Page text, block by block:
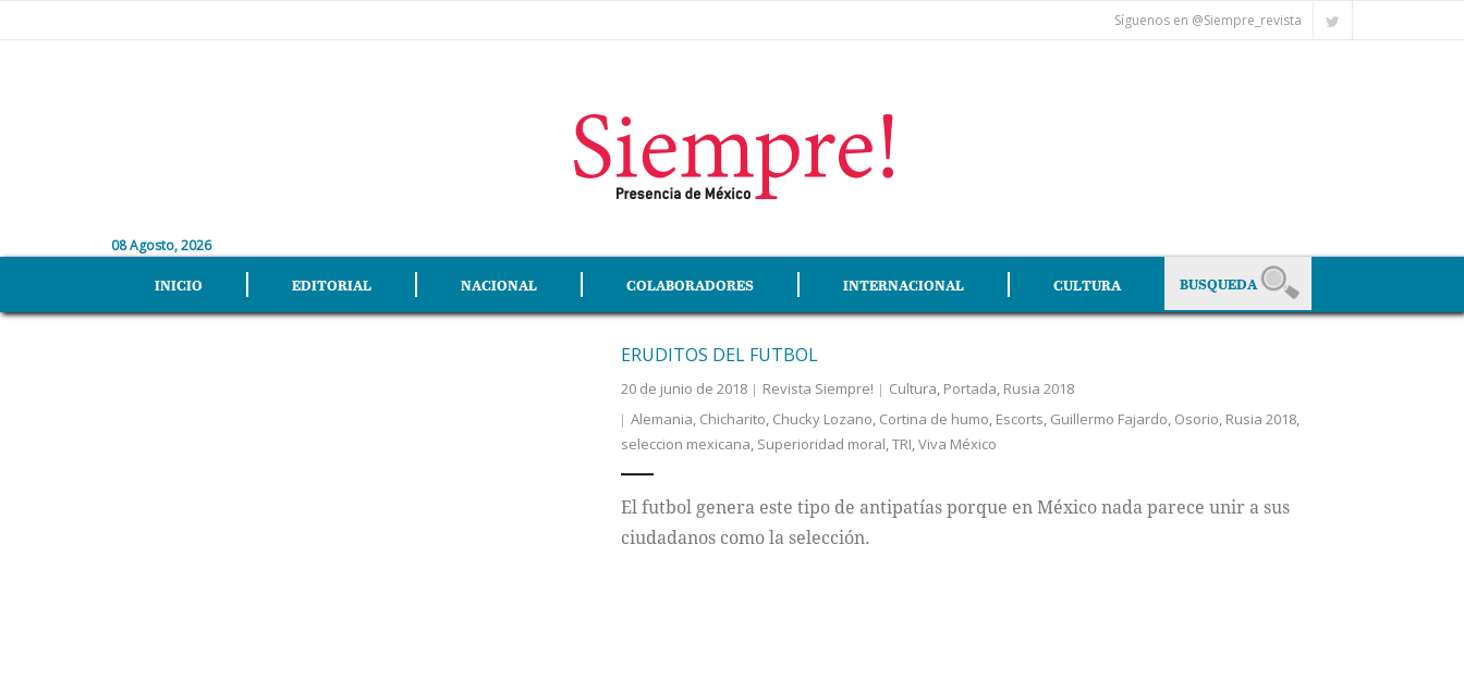
Síguenos en @Siempre_revista
08 Agosto, 2026
INICIO EDITORIAL NACIONAL COLABORADORES INTERNACIONAL CULTURA
ERUDITOS DEL FUTBOL
20 de junio de 2018 Revista Siempre! Cultura, Portada, Rusia 2018
Alemania, Chicharito, Chucky Lozano, Cortina de humo, Escorts, Guillermo Fajardo, Osorio, Rusia 2018,
seleccion mexicana, Superioridad moral,TRI,Viva México
El futbol genera este tipo de antipatías porque en México nada parece unir a sus
ciudadanos como la selección.